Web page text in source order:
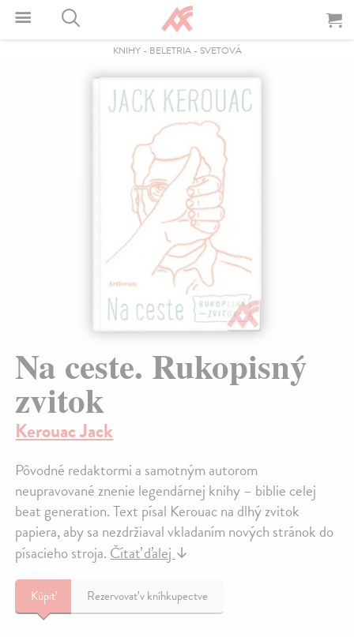
KNIHY- BELETRIA- SVETOVÁ
Na ceste. Rukopisný
zvitok
Kerouac Jack
Pôvodné redaktormi a samotným autorom
neupravované znenie legendárnej knihy – biblie celej
beat generation. Text písal Kerouac na dlhý zvitok
papiera, aby sa nezdržiaval vkladaním nových stránok do
písacieho stroja. Čítať ďalej ↓
Kúpiť Rezervovať v kníhkupectve